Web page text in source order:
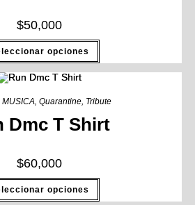
$50,000
opciones
MUSICA, Quarantine, Tribute
Dmc T Shirt
$60,000
opciones